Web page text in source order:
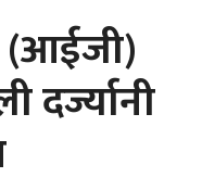
(आईजी)
दर्ज्यानी